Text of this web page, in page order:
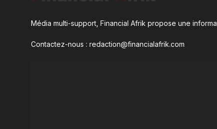
Média multi-support, Financial Afrik propose une
Contactez-nous : redaction@financialafrik.com